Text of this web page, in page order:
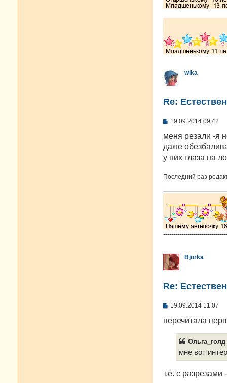
wika
Re:
С
о
щ
е
и
е
19.09.2014 09:42
меня резали -я
даже
у них глаза на
Последний раз
Bjorka
Re:
С
о
19.09.2014 11:07
перечитала
мне вот
т.е. с разрезами